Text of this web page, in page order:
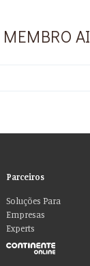
Parceiros
Soluções Para
Empresas
Experts